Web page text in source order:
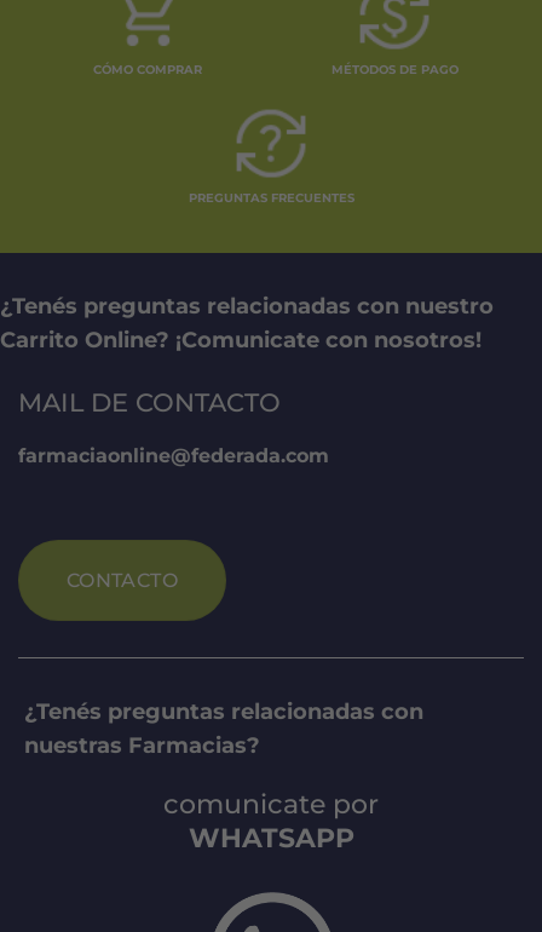
CÓMO COMPRAR MÉTODOS DE PAGO
PREGUNTAS FRECUENTES
¿Tenés preguntas relacionadas con nuestro
Carrito Online? ¡Comunicate con nosotros!
MAIL DE CONTACTO
farmaciaonline@federada.com
CONTACTO
¿Tenés preguntas relacionadas con
nuestras Farmacias?
comunicate por
WHATSAPP